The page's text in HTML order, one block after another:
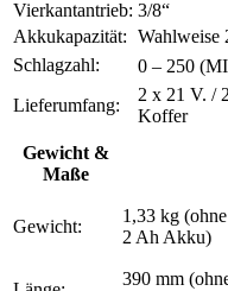
Vierkantantrieb: 3/8“
Akkukapazität: Wahlweise
Schlagzahl:
0 – 250
Lieferumfang:
2 x 21 V. /
Koffer
Gewicht &
Maße
Gewicht:
1,33 kg
2 Ah Akku)
390 mm